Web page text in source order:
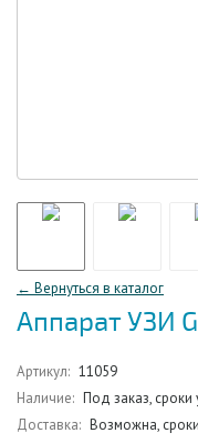
← Вернуться в каталог
Аппарат УЗИ
Артикул: 11059
Наличие: Под заказ, сроки
Доставка: Возможна,